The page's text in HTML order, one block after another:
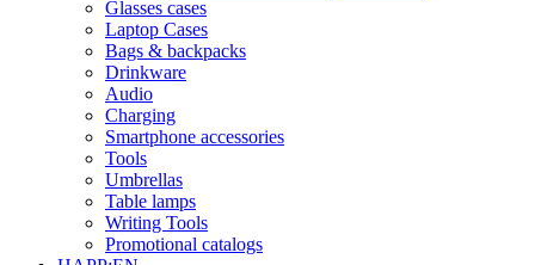
Glasses cases
Laptop Cases
Bags & backpacks
Drinkware
Audio
Charging
Smartphone accessories
Tools
Umbrellas
Table lamps
Writing Tools
Promotional catalogs